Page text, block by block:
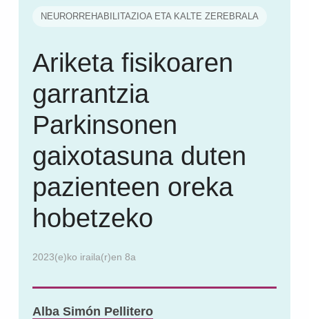
NEURORREHABILITAZIOA ETA KALTE ZEREBRALA
Ariketa fisikoaren
garrantzia
Parkinsonen
gaixotasuna duten
pazienteen oreka
hobetzeko
2023(e)ko iraila(r)en 8a
Alba Simón Pellitero